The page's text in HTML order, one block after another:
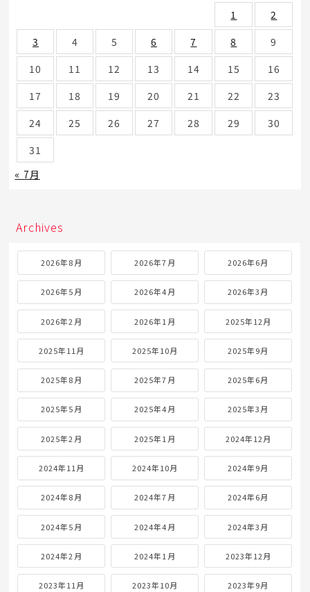
1
2
3
4 5 6 7 8
9
10
11 12 13 14 15
16
17
18 19 20 21 22
23
24
25 26 27 28 29
30
31
« 7月
Archives
2026年8月 2026年7月 2026年6月
2026年5月 2026年4月 2026年3月
2026年2月 2026年1月 2025年12月
2025年11月 2025年10月 2025年9月
2025年8月 2025年7月 2025年6月
2025年5月 2025年4月 2025年3月
2025年2月 2025年1月 2024年12月
2024年11月 2024年10月 2024年9月
2024年8月 2024年7月 2024年6月
2024年5月 2024年4月 2024年3月
2024年2月 2024年1月 2023年12月
2023年11月 2023年10月 2023年9月